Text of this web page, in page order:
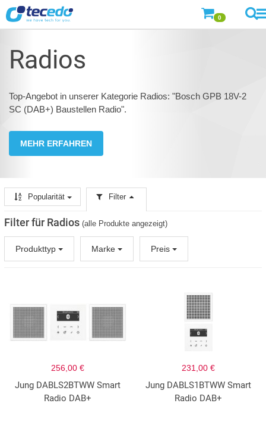
0
Radios
Top-Angebot in unserer Kategorie Radios: "Bosch GPB 18V-2
SC (DAB+) Baustellen Radio".
MEHR ERFAHREN
Popularität Filter
Filter für Radios (alle Produkte angezeigt)
Produkttyp Marke Preis
256,00 €
Jung DABLS2BTWW Smart
Radio DAB+
231,00 €
Jung DABLS1BTWW Smart
Radio DAB+